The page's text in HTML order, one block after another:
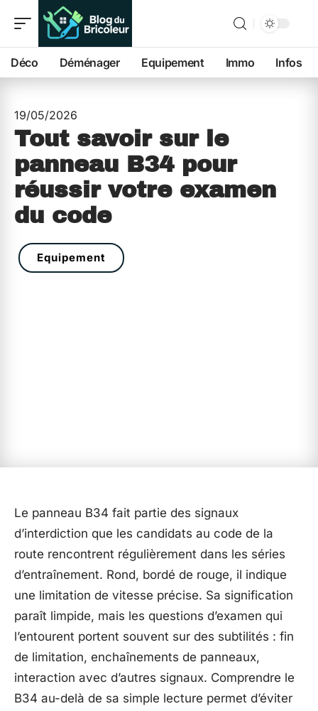
Déco Déménager Equipement Immo Infos
19/05/2026
Tout savoir sur le
panneau B34 pour
réussir votre examen
du code
Equipement
Le panneau B34 fait partie des signaux
d’interdiction que les candidats au code de la
route rencontrent régulièrement dans les séries
d’entraînement. Rond, bordé de rouge, il indique
une limitation de vitesse précise. Sa signification
paraît limpide, mais les questions d’examen qui
l’entourent portent souvent sur des subtilités : fin
de limitation, enchaînements de panneaux,
interaction avec d’autres signaux. Comprendre le
B34 au-delà de sa simple lecture permet d’éviter